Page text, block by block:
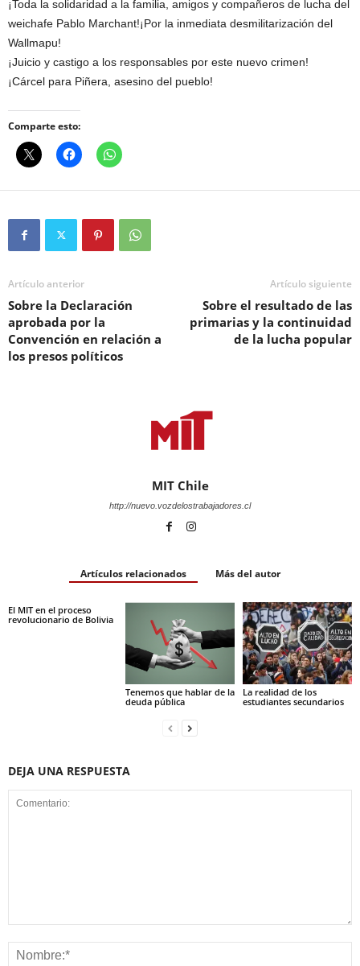
¡Toda la solidaridad a la familia, amigos y compañeros de lucha del
weichafe Pablo Marchant!¡Por la inmediata desmilitarización del
Wallmapu!
¡Juicio y castigo a los responsables por este nuevo crimen!
¡Cárcel para Piñera, asesino del pueblo!
Comparte esto:
Artículo anterior
Sobre la Declaración
aprobada por la
Convención en relación a
los presos políticos
Artículo siguiente
Sobre el resultado de las
primarias y la continuidad
de la lucha popular
MIT Chile
http://nuevo.vozdelostrabajadores.cl
Artículos relacionados Más del autor
El MIT en el proceso
revolucionario de Bolivia
Tenemos que hablar de la
deuda pública
La realidad de los
estudiantes secundarios
DEJA UNA RESPUESTA